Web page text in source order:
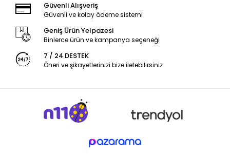
Güvenli Alışveriş
Güvenli ve kolay ödeme sistemi
Geniş Ürün Yelpazesi
Binlerce ürün ve kampanya seçeneği
7 / 24 DESTEK
Öneri ve şikayetlerinizi bize iletebilirsiniz.